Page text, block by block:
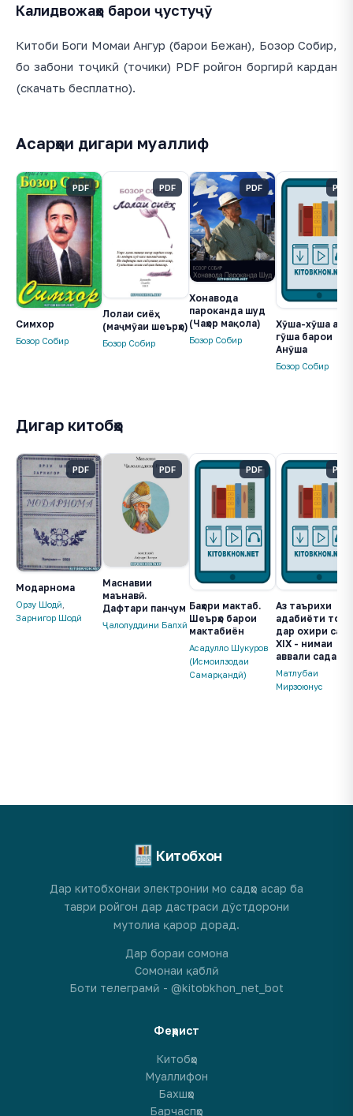
Калидвожаҳо барои ҷустуҷӯ
Китоби Боги Момаи Ангур (барои Бежан), Бозор Собир,
бо забони тоҷикӣ (точики) PDF ройгон боргирӣ кардан
(скачать бесплатно).
Асарҳои дигари муаллиф
PDF
Симхор
Бозор Собир
PDF
Лолаи сиёҳ
(маҷмӯаи шеърҳо)
Бозор Собир
PDF
Хонавода
пароканда шуд
(Чаҳор мақола)
Бозор Собир
PDF
Хӯша-хӯша аз
гӯша барои
Анӯша
Бозор Собир
Дигар китобҳо
PDF
Модарнома
Орзу Шодӣ
Зарнигор Шодӣ
PDF
Маснавии
маънавӣ.
Дафтари панҷум
Ҷалолуддини Балхӣ
PDF
Баҳори мактаб.
Шеърҳо барои
мактабиён
Асадулло Шукуров
(Исмоилзодаи
Самарқандӣ)
PDF
Аз таърихи
адабиёти
дар охири
XIX - нимаи
аввали садаи
Матлубаи
Мирзоюнус
Китобхон
Дар китобхонаи электронии мо садҳо асар ба
таври ройгон дар дастраси дӯстдорони
мутолиа қарор дорад.
Дар бораи сомона
Сомонаи қаблӣ
Боти телеграмӣ - @kitobkhon_net_bot
Феҳрист
Китобҳо
Муаллифон
Бахшҳо
Барчаспҳо